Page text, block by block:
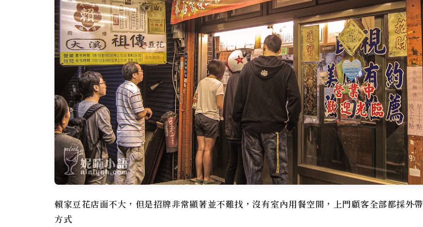
賴家豆花店面不大，但是招牌非常顯著並不難找，沒有室內用餐空間，上門顧客全部都採外帶
方式